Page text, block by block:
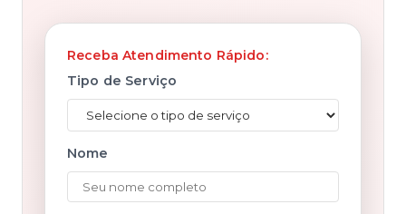
Receba Atendimento Rápido:
Tipo de Serviço
Nome